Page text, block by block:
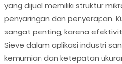
yang dijual memiliki struktur
penyaringan dan penyerapan.
sangat penting, karena
Sieve dalam aplikasi industri
kemurnian dan ketepatan